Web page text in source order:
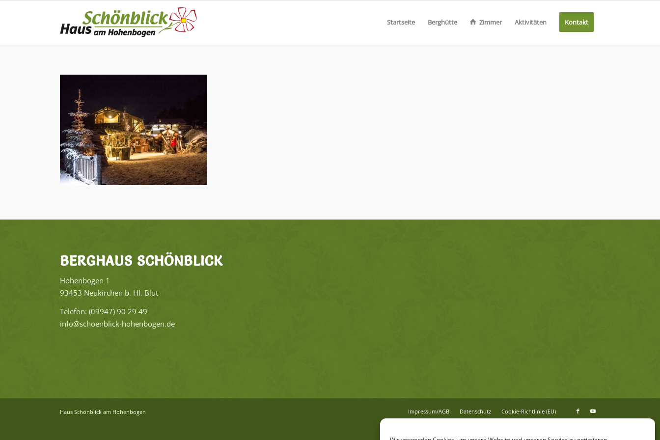
Start­sei­te Berg­hüt­te Zim­mer Ak­ti­vi­tä­ten Kon­takt
BERG­HAUS SCHÖN­BLICK
Ho­hen­bo­gen 1
93453 Neu­kir­chen b. Hl. Blut
Te­le­fon: (09947) 90 29 49
info@​schoenblick-​hohenbogen.​de
Haus Schön­blick am Ho­hen­bo­gen Im­pres­sum/AGB Da­ten­schutz Coo­kie-Richt­li­nie (EU)